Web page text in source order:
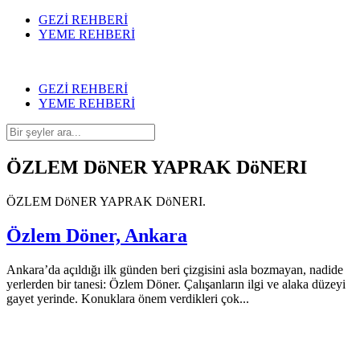
GEZİ REHBERİ
YEME REHBERİ
GEZİ REHBERİ
YEME REHBERİ
ÖZLEM DöNER YAPRAK DöNERI
ÖZLEM DöNER YAPRAK DöNERI.
Özlem Döner, Ankara
Ankara’da açıldığı ilk günden beri çizgisini asla bozmayan, nadide
yerlerden bir tanesi: Özlem Döner. Çalışanların ilgi ve alaka düzeyi
gayet yerinde. Konuklara önem verdikleri çok...